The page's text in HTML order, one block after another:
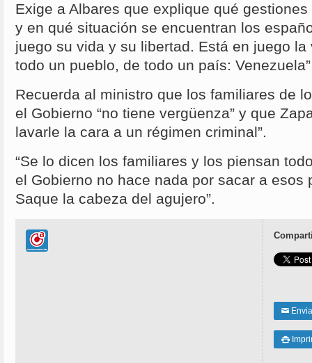
Exige a Albares que explique qué
y en qué situación se encuentran los
juego su vida y su libertad. Está en juego
todo un pueblo, de todo un país:
Recuerda al ministro que los familiares de
el Gobierno “no tiene vergüenza” y que
lavarle la cara a un régimen criminal”.
“Se lo dicen los familiares y los piensan
el Gobierno no hace nada por sacar a esos
Saque la cabeza del agujero”.
✉
